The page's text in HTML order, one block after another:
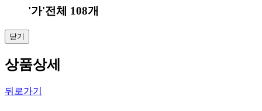
'가'전체 108개
닫기
상품상세
뒤로가기